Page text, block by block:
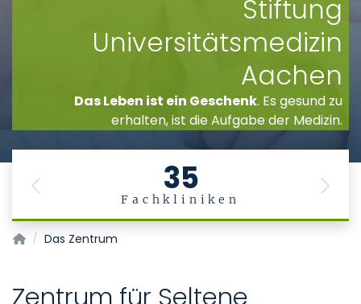
Stiftung
Universitätsmedizin
Aachen
Das Leben ist ein Geschenk. Es gesund zu
erhalten, ist die Aufgabe der Medizin.
35
Fachkliniken
Previous Next
Zentrum für Seltene Erkrankungen Aachen (ZSEA)
Das Zentrum